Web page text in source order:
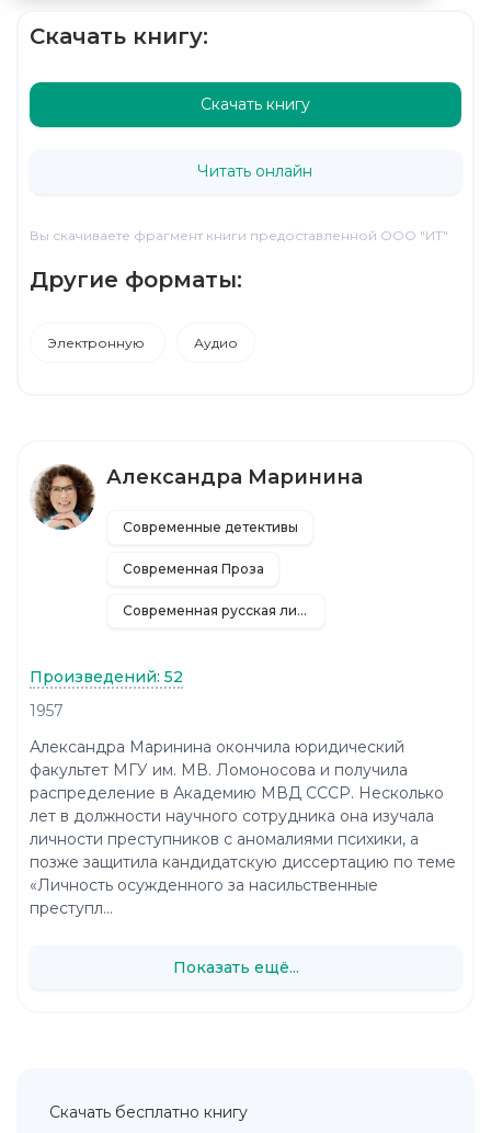
Скачать книгу:
Скачать книгу
Читать онлайн
Вы скачиваете фрагмент книги предоставленной ООО "ИТ"
Другие форматы:
Электронную Аудио
Александра Маринина
Современные детективы
Современная Проза
Современная русская литература
Произведений: 52
1957
Александра Маринина окончила юридический
факультет МГУ им. МВ. Ломоносова и получила
распределение в Академию МВД СССР. Несколько
лет в должности научного сотрудника она изучала
личности преступников с аномалиями психики, а
позже защитила кандидатскую диссертацию по теме
«Личность осужденного за насильственные
преступл...
Показать ещё...
Скачать бесплатно книгу